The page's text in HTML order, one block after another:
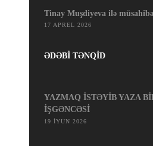
Tinay Muşdiyeva ilə müsahibə
17 APREL 2026
ƏDƏBİ TƏNQİD
YAZMAQ İSTƏYİB YAZA
İŞGƏNCƏSİ
19 İYUN 2026